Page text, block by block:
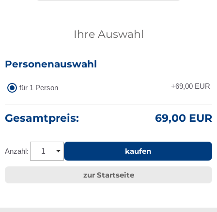
Ihre Auswahl
Personenauswahl
für 1 Person +69,00 EUR
Gesamtpreis: 69,00 EUR
Anzahl: kaufen
zur Startseite